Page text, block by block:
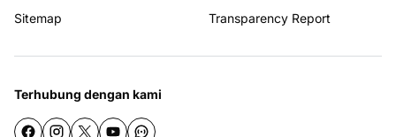
Sitemap Transparency Report
Terhubung dengan kami